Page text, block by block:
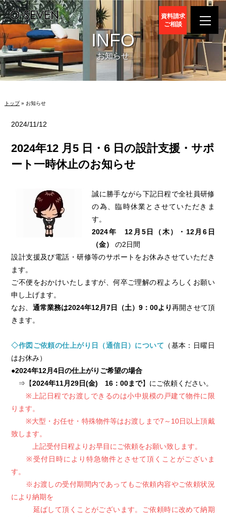
資料請求
ご相談
INFO
お知らせ
トップ» お知らせ
2024/11/12
2024年12 月5 日・6 日の設計支援・サポ
ート一時休止のお知らせ
誠に勝手ながら下記日程で全社員研修
の為、臨時休業とさせていただきま
す。
2024年 12月5日（木）・12月6日
（金）
の2日間
設計支援及び電話・研修等のサポートをお休みさせていただき
ます。
ご不便をおかけいたしますが、何卒ご理解の程よろしくお願い
申し上げます。
なお、 通常業務は2024年12月7日（土）9：00より再開させて頂
きます。
◇作図ご依頼の仕上がり日（通信日）について （基本：日曜日
はお休み）
●2024年12月4日の仕上がりご希望の場合
⇒【2024年11月29日(金) 16：00まで】にご依頼ください。
※上記日程でお渡しできるのは小中規模の戸建て物件に限
ります。
※大型・お任せ・特殊物件等はお渡しまで7～10日以上頂戴
致します。
上記受付日程よりお早目にご依頼をお願い致します。
※受付日時により特急物件とさせて頂くことがございま
す。
※お渡しの受付期間内であってもご依頼内容やご依頼状況
により納期を
延ばして頂くことがございます。ご依頼時に改めて納期